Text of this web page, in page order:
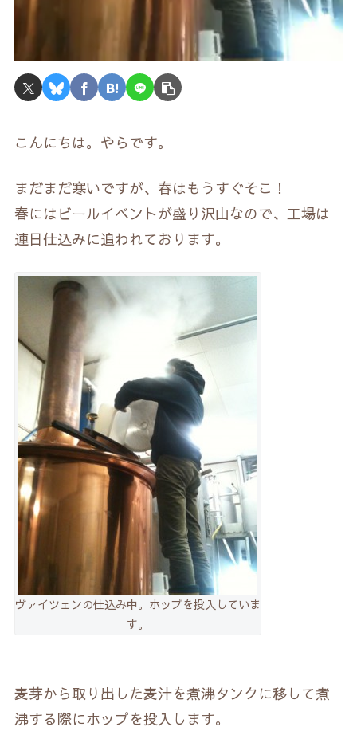
こんにちは。やらです。
まだまだ寒いですが、春はもうすぐそこ！
春にはビールイベントが盛り沢山なので、工場は
連日仕込みに追われております。
ヴァイツェンの仕込み中。ホップを投入していま
す。
麦芽から取り出した麦汁を煮沸タンクに移して煮
沸する際にホップを投入します。